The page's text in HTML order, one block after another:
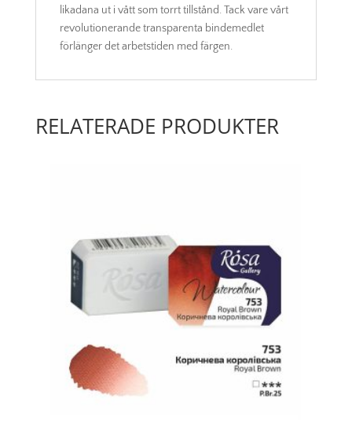
likadana ut i vått som torrt tillstånd. Tack vare vårt
revolutionerande transparenta bindemedlet
förlänger det arbetstiden med färgen.
RELATERADE PRODUKTER